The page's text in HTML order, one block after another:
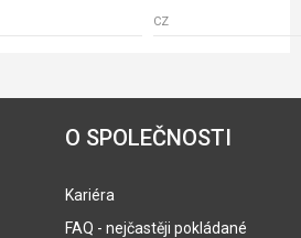
CZ
O SPOLEČNOSTI
Kariéra
FAQ - nejčastěji pokládané